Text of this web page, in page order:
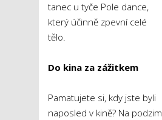
tanec u tyče Pole dance,
který účinně zpevní celé
tělo.
Do kina za zážitkem
Pamatujete si, kdy jste byli
naposled v kině? Na podzim